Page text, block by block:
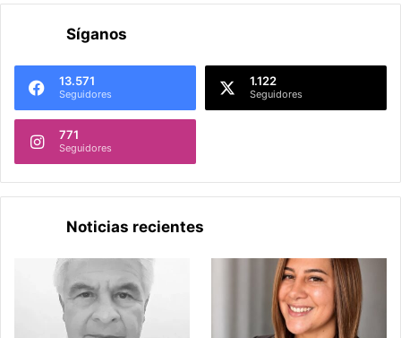
Síganos
13.571
Seguidores
1.122
Seguidores
771
Seguidores
Noticias recientes